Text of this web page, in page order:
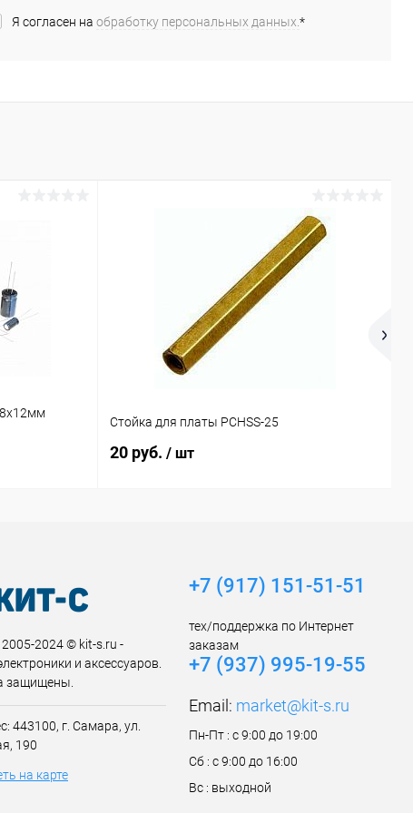
В избранное
В избранное
Я согласен на обработку персональных данных. *
8х12мм
Стойка для платы PCHSS-25
20 руб. / шт
2024 © kit-s.ru -
и аксессуаров.
защищены.
443100, г. Самара, ул.
190
на карте
+7 (917) 151-51-51
тех/поддержка по Интернет
заказам
+7 (937) 995-19-55
Email: market@kit-s.ru
Пн-Пт : с 9:00 до 19:00
Сб : с 9:00 до 16:00
Вс : выходной